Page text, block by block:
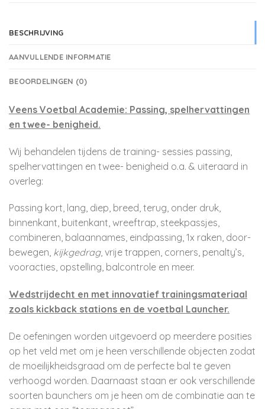
BESCHRIJVING
AANVULLENDE INFORMATIE
BEOORDELINGEN (0)
Veens Voetbal Academie: Passing, spelhervattingen
en twee- benigheid.
Wij behandelen tijdens de training- sessies passing,
spelhervattingen en twee- benigheid o.a. & uiteraard in
overleg:
Passing kort, lang, diep, breed, terug, onder druk,
binnenkant, buitenkant, wreeftrap, steekpassjes,
combineren, balaannames, eindpassing, 1x raken, door-
bewegen, kijkgedrag, vrije trappen, corners, penalty’s,
vooracties, opstelling, balcontrole en meer.
Wedstrijdecht en met innovatief trainingsmateriaal
zoals kickback stations en de voetbal Launcher.
De oefeningen worden uitgevoerd op meerdere posities
op het veld met om je heen verschillende objecten zodat
de moeilijkheidsgraad om de perfecte bal te geven
verhoogd worden. Daarnaast staan er ook verschillende
soorten baunchers om je heen om de combinatie aan te